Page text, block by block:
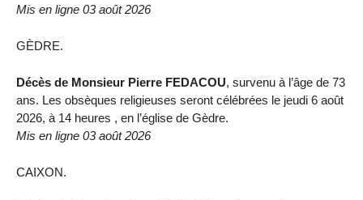
Mis en ligne 03 août 2026
GÈDRE.
Décès de Monsieur Pierre FEDACOU, survenu à l’âge de 73
ans. Les obsèques religieuses seront célébrées le jeudi 6 août
2026, à 14 heures , en l’église de Gèdre.
Mis en ligne 03 août 2026
CAIXON.